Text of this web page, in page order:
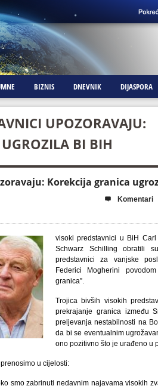
BIZNIS DNEVNIK DIJASPORA
UPOZORAVAJU:
BI BIH
Korekcija granica
 Komentari
visoki predstavnici u BiH
Schwarz Schilling obratili
predstavnici za vanjske
Federici Mogherini
granica”.
Trojica bivših visokih
prekrajanje granica između
preljevanja nestabilnosti na
da bi se eventualnim
ono pozitivno što je urađeno u
u cijelosti:
smo zabrinuti nedavnim najavama visokih